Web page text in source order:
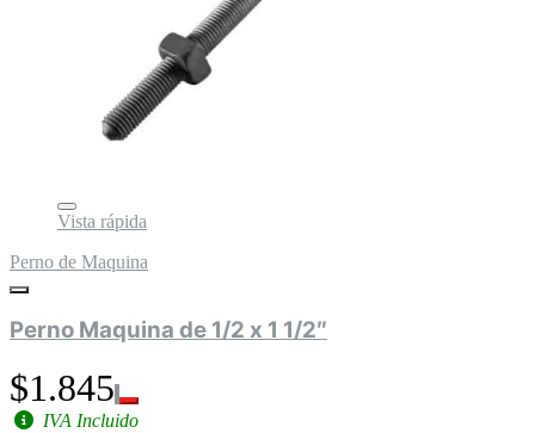
Vista rápida
Perno de Maquina
Perno Maquina de 1/2 x 1 1/2″
$1.845
IVA Incluido